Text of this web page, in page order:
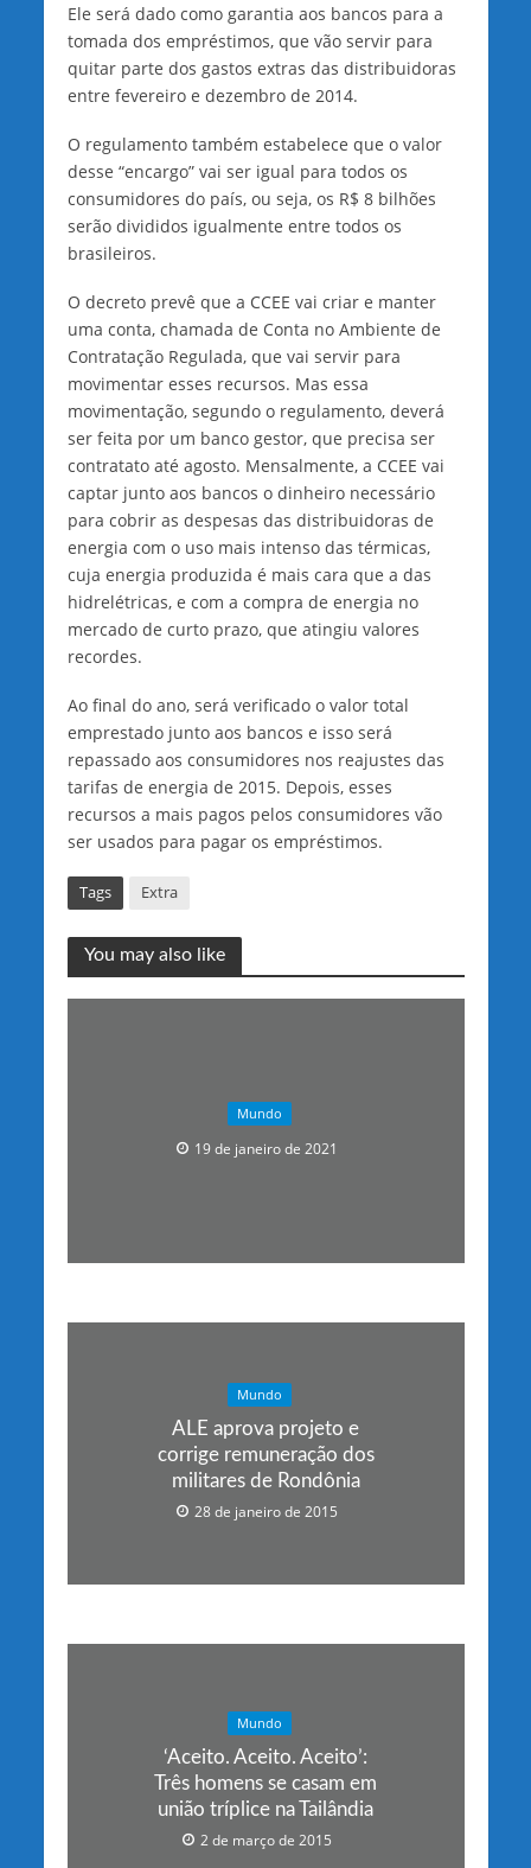
Ele será dado como garantia aos bancos para a
tomada dos empréstimos, que vão servir para
quitar parte dos gastos extras das distribuidoras
entre fevereiro e dezembro de 2014.
O regulamento também estabelece que o valor
desse “encargo” vai ser igual para todos os
consumidores do país, ou seja, os R$ 8 bilhões
serão divididos igualmente entre todos os
brasileiros.
O decreto prevê que a CCEE vai criar e manter
uma conta, chamada de Conta no Ambiente de
Contratação Regulada, que vai servir para
movimentar esses recursos. Mas essa
movimentação, segundo o regulamento, deverá
ser feita por um banco gestor, que precisa ser
contratato até agosto. Mensalmente, a CCEE vai
captar junto aos bancos o dinheiro necessário
para cobrir as despesas das distribuidoras de
energia com o uso mais intenso das térmicas,
cuja energia produzida é mais cara que a das
hidrelétricas, e com a compra de energia no
mercado de curto prazo, que atingiu valores
recordes.
Ao final do ano, será verificado o valor total
emprestado junto aos bancos e isso será
repassado aos consumidores nos reajustes das
tarifas de energia de 2015. Depois, esses
recursos a mais pagos pelos consumidores vão
ser usados para pagar os empréstimos.
Tags Extra
You may also like
Mundo
19 de janeiro de 2021
Mundo
ALE aprova projeto e
corrige remuneração dos
militares de Rondônia
28 de janeiro de 2015
Mundo
‘Aceito. Aceito. Aceito’:
Três homens se casam em
união tríplice na Tailândia
2 de março de 2015